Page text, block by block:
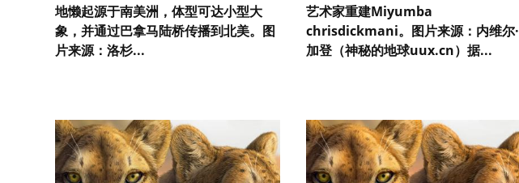
地懒起源于南美洲，体型可达小型大
象，并通过巴拿马陆桥传播到北美。图
片来源：洛杉...
艺术家重建Miyumba
chrisdickmani。图片来源：内维尔·
加登（神秘的地球uux.cn）据...